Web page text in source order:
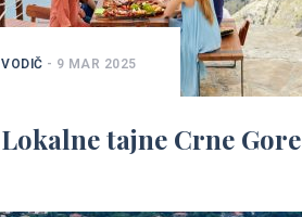
VODIČ - 9 MAR 2025
Lokalne tajne Crne Gore